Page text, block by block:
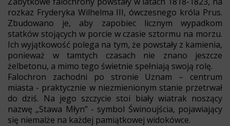
rozkaz Fryderyka Wilhelma III, ówczesnego króla Prus.
Zbudowano je, aby zapobiec licznym wypadkom
statków stojących w porcie w czasie sztormu na morzu.
Ich wyjątkowość polega na tym, że powstały z kamienia,
ponieważ w tamtych czasach nie znano jeszcze
żelbetonu, a mimo tego świetnie spełniają swoją rolę.
Falochron zachodni po stronie Uznam – centrum
miasta - praktycznie w niezmienionym stanie przetrwał
do dziś. Na jego szczycie stoi biały wiatrak noszący
nazwę „Stawa Młyn” - symbol Świnoujścia, pojawiający
się niemalże na każdej pamiątkowej widokówce.